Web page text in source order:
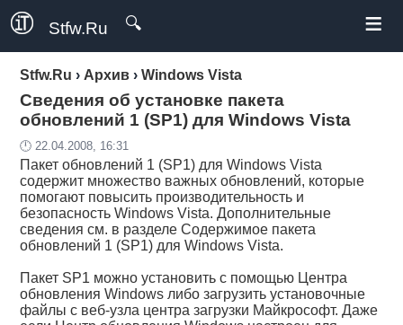
Stfw.Ru 🔍 ≡
Stfw.Ru › Архив ›Windows Vista
Сведения об установке пакета
обновлений 1 (SP1) для Windows Vista
🕛 22.04.2008, 16:31
Пакет обновлений 1 (SP1) для Windows Vista
содержит множество важных обновлений, которые
помогают повысить производительность и
безопасность Windows Vista. Дополнительные
сведения см. в разделе Содержимое пакета
обновлений 1 (SP1) для Windows Vista.
Пакет SP1 можно установить с помощью Центра
обновления Windows либо загрузить установочные
файлы с веб-узла центра загрузки Майкрософт. Даже